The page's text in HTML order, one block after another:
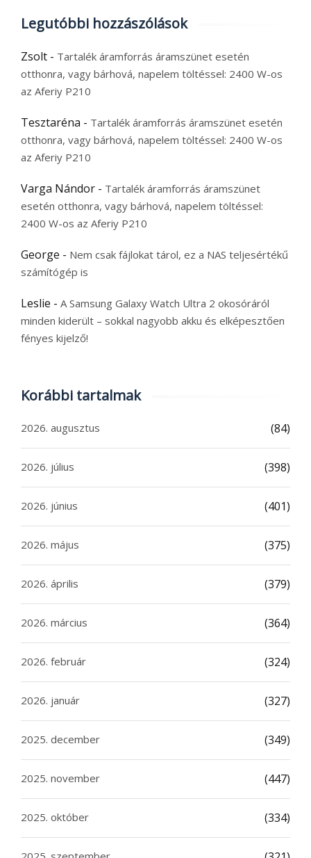
Legutóbbi hozzászólások
Zsolt - Tartalék áramforrás áramszünet esetén
otthonra, vagy bárhová, napelem töltéssel: 2400 W-os
az Aferiy P210
Tesztaréna - Tartalék áramforrás áramszünet esetén
otthonra, vagy bárhová, napelem töltéssel: 2400 W-os
az Aferiy P210
Varga Nándor - Tartalék áramforrás áramszünet
esetén otthonra, vagy bárhová, napelem töltéssel:
2400 W-os az Aferiy P210
George - Nem csak fájlokat tárol, ez a NAS teljesértékű
számítógép is
Leslie - A Samsung Galaxy Watch Ultra 2 okosóráról
minden kiderült – sokkal nagyobb akku és elképesztően
fényes kijelző!
Korábbi tartalmak
2026. augusztus (84)
2026. július (398)
2026. június (401)
2026. május (375)
2026. április (379)
2026. március (364)
2026. február (324)
2026. január (327)
2025. december (349)
2025. november (447)
2025. október (334)